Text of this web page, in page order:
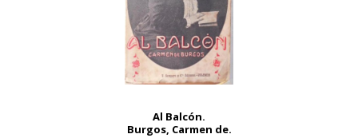
Al Balcón.
Burgos, Carmen de.